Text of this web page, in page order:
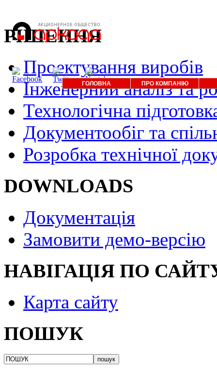
ГОЛОВНА ПРО КОМПАНІЮ
РІШЕННЯ
Проектування виробів
Інженерний аналіз та
Технологічна
Документообіг та
Розробка технічної
DOWNLOADS
Документація
Замовити демо-версію
НАВІГАЦІЯ ПО
Карта сайту
ПОШУК